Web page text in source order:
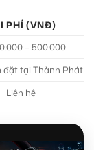
PHÍ (VNĐ)
– 500.000
đặt tại Thành Phát
Liên hệ